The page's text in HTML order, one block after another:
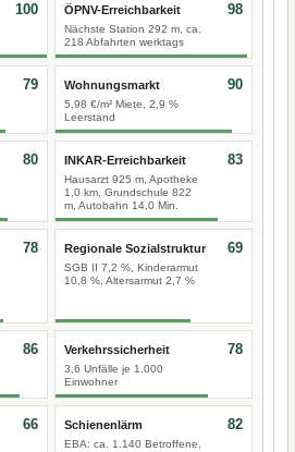
100 ÖPNV-Erreichbarkeit
Nächste Station 292 m, ca.
218 Abfahrten werktags
98
79 Wohnungsmarkt
5,98 €/m² Miete, 2,9 %
Leerstand
90
80 INKAR-Erreichbarkeit
Hausarzt 925 m, Apotheke
1,0 km, Grundschule 822
m, Autobahn 14,0 Min.
83
78 Regionale Sozialstruktur
SGB II 7,2 %, Kinderarmut
10,8 %, Altersarmut 2,7 %
69
86 Verkehrssicherheit
3,6 Unfälle je 1.000
Einwohner
78
66 Schienenlärm
EBA: ca. 1.140 Betroffene,
82